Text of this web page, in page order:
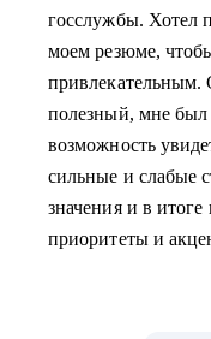
госслужбы. Хотел
моем резюме,
полезный, мне был
возможность
сильные и слабые
значения и в итоге
приоритеты и